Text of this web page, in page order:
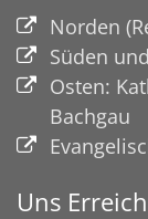
Norden
Süden
Osten:
Bachgau
Uns